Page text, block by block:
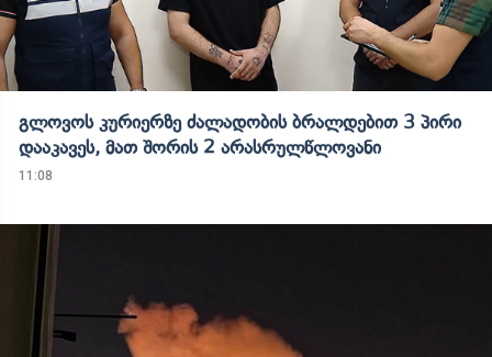
გლოვოს კურიერზე ძალადობის ბრალდებით 3 პირი
დააკავეს, მათ შორის 2 არასრულწლოვანი
11:08